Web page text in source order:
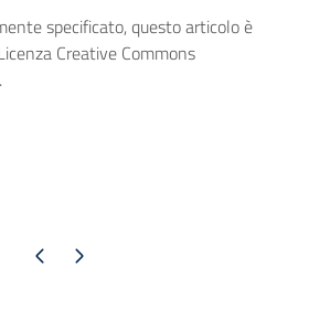
specificato, questo articolo è
Creative Commons
precedente
Pagina successiva